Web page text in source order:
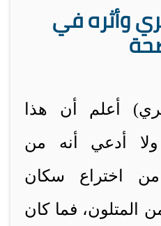
وأثره في
أعلم أن هذا
أدعي أنه من
من اختراع سكان
المتلون، فما كان